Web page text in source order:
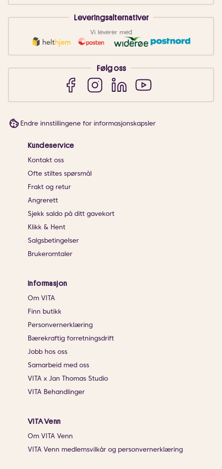
Leveringsalternativer
Vi leverer med
Følg oss
Endre innstillingene for informasjonskapsler
Kundeservice
Kontakt oss
Ofte stiltes spørsmål
Frakt og retur
Angrerett
Sjekk saldo på ditt gavekort
Klikk & Hent
Salgsbetingelser
Brukeromtaler
Informasjon
Om VITA
Finn butikk
Personvernerklæring
Bærekraftig forretningsdrift
Jobb hos oss
Samarbeid med oss
VITA x Jan Thomas Studio
VITA Behandlinger
VITA Venn
Om VITA Venn
VITA Venn medlemsvilkår og personvernerklæring